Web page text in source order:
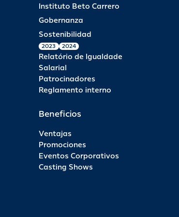
Instituto Beto Carrero
Gobernanza
Sostenibilidad
2023 2024
Relatório de Igualdade
Salarial
Patrocinadores
Reglamento interno
Beneficios
Ventajas
Promociones
Eventos Corporativos
Casting Shows